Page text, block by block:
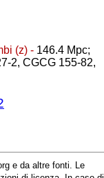
(z) - 146.4 Mpc;
2, CGCG 155-82,
e da altre fonti. Le